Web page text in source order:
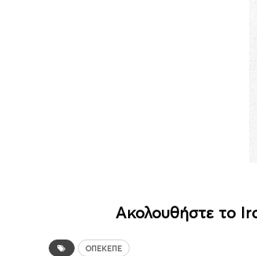
Ακολουθήστε το
ΟΠΕΚΕΠΕ